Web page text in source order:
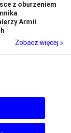
z oburzeniem
Armii
Zobacz więcej »